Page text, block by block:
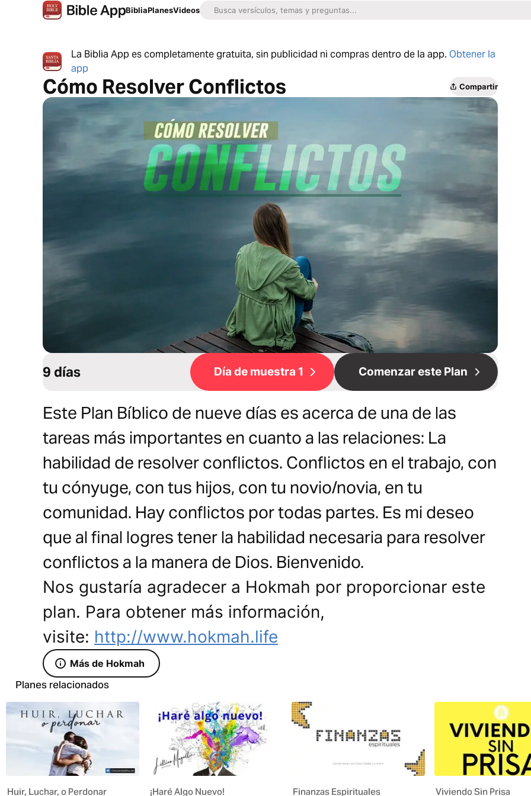
BibliaPlanesVideos
La Biblia App es completamente gratuita, sin publicidad ni compras dentro de la app. Obtener la
app
Cómo Resolver Conflictos Compartir
9 días Día de muestra 1 Comenzar este Plan
Este Plan Bíblico de nueve días es acerca de una de las
tareas más importantes en cuanto a las relaciones: La
habilidad de resolver conflictos. Conflictos en el trabajo, con
tu cónyuge, con tus hijos, con tu novio/novia, en tu
comunidad. Hay conflictos por todas partes. Es mi deseo
que al final logres tener la habilidad necesaria para resolver
conflictos a la manera de Dios. Bienvenido.
Nos gustaría agradecer a Hokmah por proporcionar este
plan. Para obtener más información,
visite: http://www.hokmah.life
Más de Hokmah
Planes relacionados
Huir, Luchar, o Perdonar ¡Haré Algo Nuevo! Finanzas Espirituales Viviendo Sin Prisa